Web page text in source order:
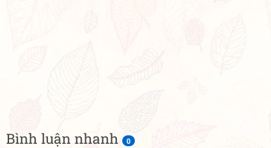
Bình luận nhanh 0